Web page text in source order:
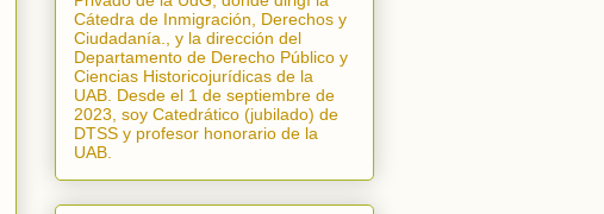
Cátedra de Inmigración, Derechos y
Ciudadanía.
, y la dirección del
Departamento de Derecho Público y
Ciencias Historicojurídicas de la
UAB. Desde el 1 de septiembre de
2023, soy Catedrático (jubilado) de
DTSS y profesor honorario de la
UAB.